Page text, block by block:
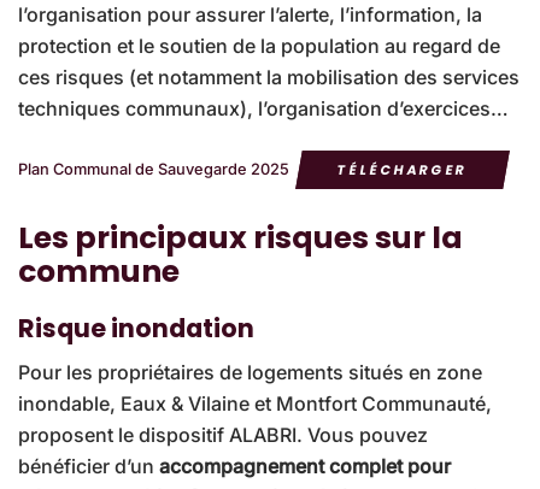
l’organisation pour assurer l’alerte, l’information, la
protection et le soutien de la population au regard de
ces risques (et notamment la mobilisation des services
techniques communaux), l’organisation d’exercices…
Plan Communal de Sauvegarde 2025 TÉLÉCHARGER
Les principaux risques sur la
commune
Risque inondation
Pour les propriétaires de logements situés en zone
inondable, Eaux & Vilaine et Montfort Communauté,
proposent le dispositif ALABRI. Vous pouvez
bénéficier d’un accompagnement complet pour